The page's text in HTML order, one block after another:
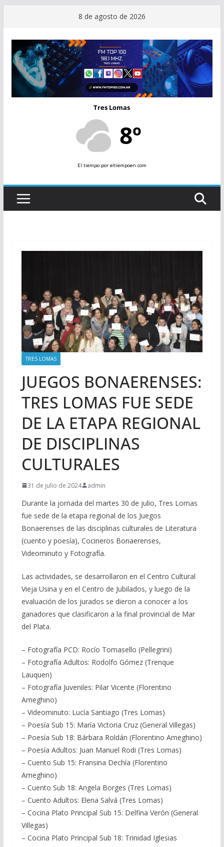
contenido
8 de agosto de 2026
Tres Lomas
8º
El tiempopor eltiempoen.com
TRES LOMAS
JUEGOS BONAERENSES:
TRES LOMAS FUE SEDE
DE LA ETAPA REGIONAL
DE DISCIPLINAS
CULTURALES
31 de julio de 2024 admin
Durante la jornada del martes 30 de julio, Tres Lomas
fue sede de la etapa regional de los Juegos
Bonaerenses de las disciplinas culturales de Literatura
(cuento y poesía), Cocineros Bonaerenses,
Videominuto y Fotografía.
Las actividades, se desarrollaron en el Centro Cultural
Vieja Usina y en el Centro de Jubilados, y luego de la
evaluación de los jurados se dieron a conocer a los
ganadores que clasificaron a la final provincial de Mar
del Plata.
– Fotografía PCD: Rocío Tomasello (Pellegrini)
– Fotografía Adultos: Rodolfo Gómez (Trenque
Lauquen)
– Fotografía Juveniles: Pilar Vicente (Florentino
Ameghino)
– Videominuto: Lucía Santiago (Tres Lomas)
– Poesía Sub 15: María Victoria Cruz (General Villegas)
– Poesía Sub 18: Bárbara Roldán (Florentino Ameghino)
– Poesía Adultos: Juan Manuel Rodi (Tres Lomas)
– Cuento Sub 15: Fransina Dechía (Florentino
Ameghino)
– Cuento Sub 18: Angela Borges (Tres Lomas)
– Cuento Adultos: Elena Salvá (Tres Lomas)
– Cocina Plato Principal Sub 15: Delfina Verón (General
Villegas)
– Cocina Plato Principal Sub 18: Trinidad Iglesias